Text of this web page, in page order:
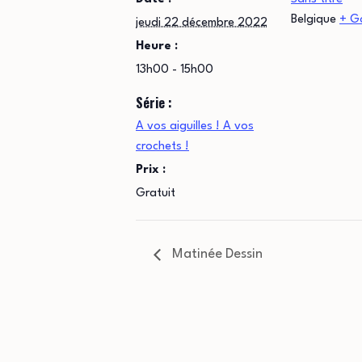
jeudi 22 décembre 2022
Heure :
13h00 - 15h00
Série :
A vos aiguilles ! A vos
crochets !
Prix :
Gratuit
Belgique +
Matinée Dessin